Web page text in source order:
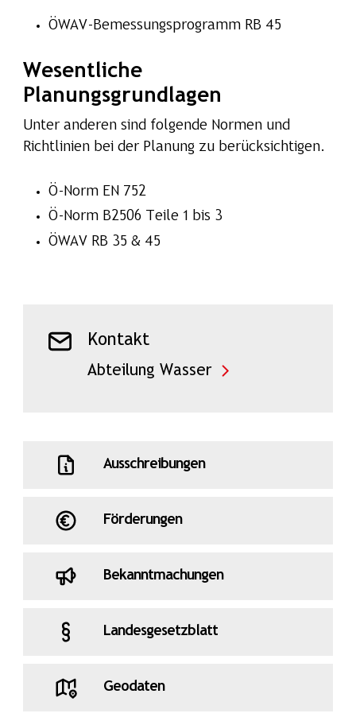
ÖWAV-Bemessungsprogramm RB 45
Wesentliche
Planungsgrundlagen
Unter anderen sind folgende Normen und
Richtlinien bei der Planung zu berücksichtigen.
Ö-Norm EN 752
Ö-Norm B2506 Teile 1 bis 3
ÖWAV RB 35 & 45
Kontakt
Abteilung Wasser
Ausschreibungen
Förderungen
Bekanntmachungen
Landesgesetzblatt
Geodaten